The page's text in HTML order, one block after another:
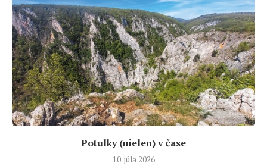
Potulky (nielen) v čase
10. júla 2026